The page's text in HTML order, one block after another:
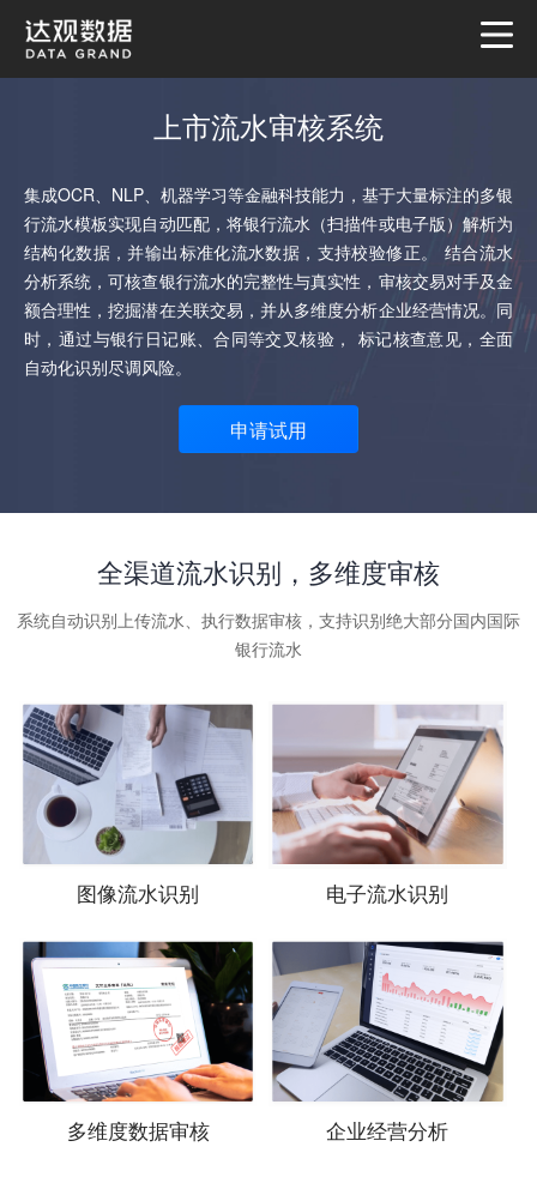
上市流水审核系统
集成OCR、NLP、机器学习等金融科技能力，基于大量标注的多银
行流水模板实现自动匹配，将银行流水（扫描件或电子版）解析为
结构化数据，并输出标准化流水数据，支持校验修正。 结合流水
分析系统，可核查银行流水的完整性与真实性，审核交易对手及金
额合理性，挖掘潜在关联交易，并从多维度分析企业经营情况。同
时，通过与银行日记账、合同等交叉核验， 标记核查意见，全面
自动化识别尽调风险。
申请试用
全渠道流水识别，多维度审核
系统自动识别上传流水、执行数据审核，支持识别绝大部分国内国际
银行流水
图像流水识别 电子流水识别
多维度数据审核 企业经营分析